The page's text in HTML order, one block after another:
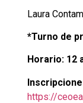
Laura
*Turno de
Horario: 12
https://